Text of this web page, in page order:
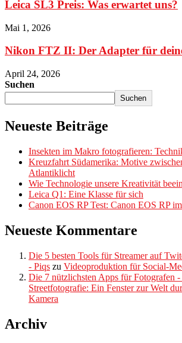
Leica SL3 Preis: Was erwartet uns?
Mai 1, 2026
Nikon FTZ II: Der Adapter für
April 24, 2026
Suchen
Suchen
Neueste Beiträge
Insekten im Makro fotografieren:
Kreuzfahrt Südamerika: Motive
Atlantiklicht
Wie Technologie unsere Kreativität
Leica Q1: Eine Klasse für sich
Canon EOS RP Test: Canon EOS RP
Neueste Kommentare
Die 5 besten Tools für Streamer auf
- Piqs zu Videoproduktion für Social-
Die 7 nützlichsten Apps für Fotografen -
Streetfotografie: Ein Fenster zur Welt
Kamera
Archiv